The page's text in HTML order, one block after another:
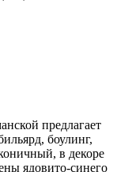
предлагает
боулинг,
в декоре
ядовито-синего